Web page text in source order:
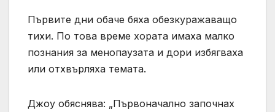
Първите дни обаче бяха обезкуражаващо
тихи. По това време хората имаха малко
познания за менопаузата и дори избягваха
или отхвърляха темата.
Джоу обяснява: „Първоначално започнах